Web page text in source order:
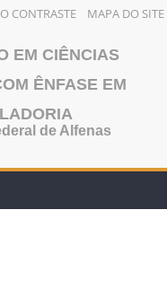
CONTRASTE MAPA DO SITE
EM CIÊNCIAS
ÊNFASE EM
de Alfenas